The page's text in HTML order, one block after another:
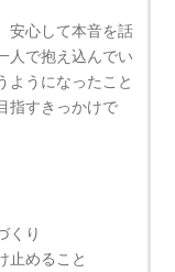
安心して本音を話
人で抱え込んでい
ようになったこと
指すきっかけで
くり
止めること